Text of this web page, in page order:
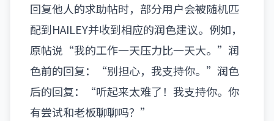
回复他人的求助帖时，部分用户会被随机匹
配到HAILEY并收到相应的润色建议。例如，
原帖说“我的工作一天压力比一天大。”润
色前的回复：“别担心，我支持你。”润色
后的回复：“听起来太难了！我支持你。你
有尝试和老板聊聊吗？”